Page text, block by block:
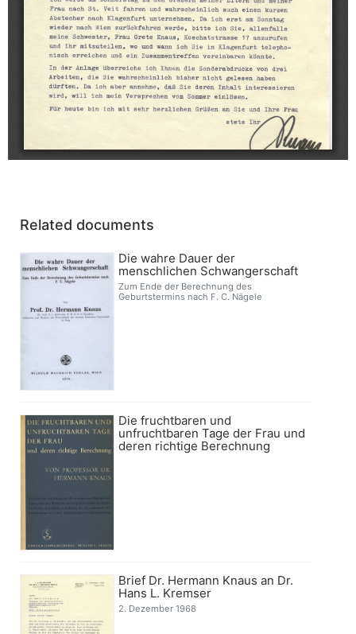
Related documents
Die wahre Dauer der
menschlichen Schwangerschaft
Zum Ende der Berechnung des
Geburtstermins nach F. C. Nägele
Die fruchtbaren und
unfruchtbaren Tage der Frau und
deren richtige Berechnung
Brief Dr. Hermann Knaus an Dr.
Hans L. Kremser
2. Dezember 1968